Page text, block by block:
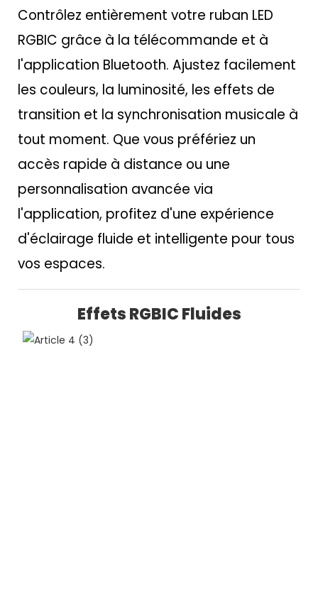
Contrôlez entièrement votre ruban LED
RGBIC grâce à la télécommande et à
l'application Bluetooth. Ajustez facilement
les couleurs, la luminosité, les effets de
transition et la synchronisation musicale à
tout moment. Que vous préfériez un
accès rapide à distance ou une
personnalisation avancée via
l'application, profitez d'une expérience
d'éclairage fluide et intelligente pour tous
vos espaces.
Effets RGBIC Fluides